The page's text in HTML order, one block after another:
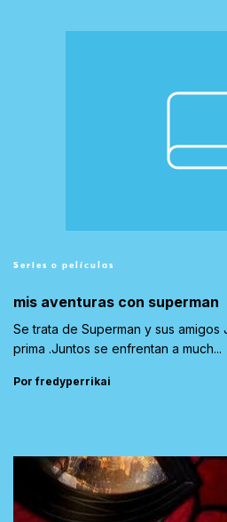
Series o películas
mis aventuras con superman
Se trata de Superman y sus amigos
prima .Juntos se enfrentan a much...
Por fredyperrikai